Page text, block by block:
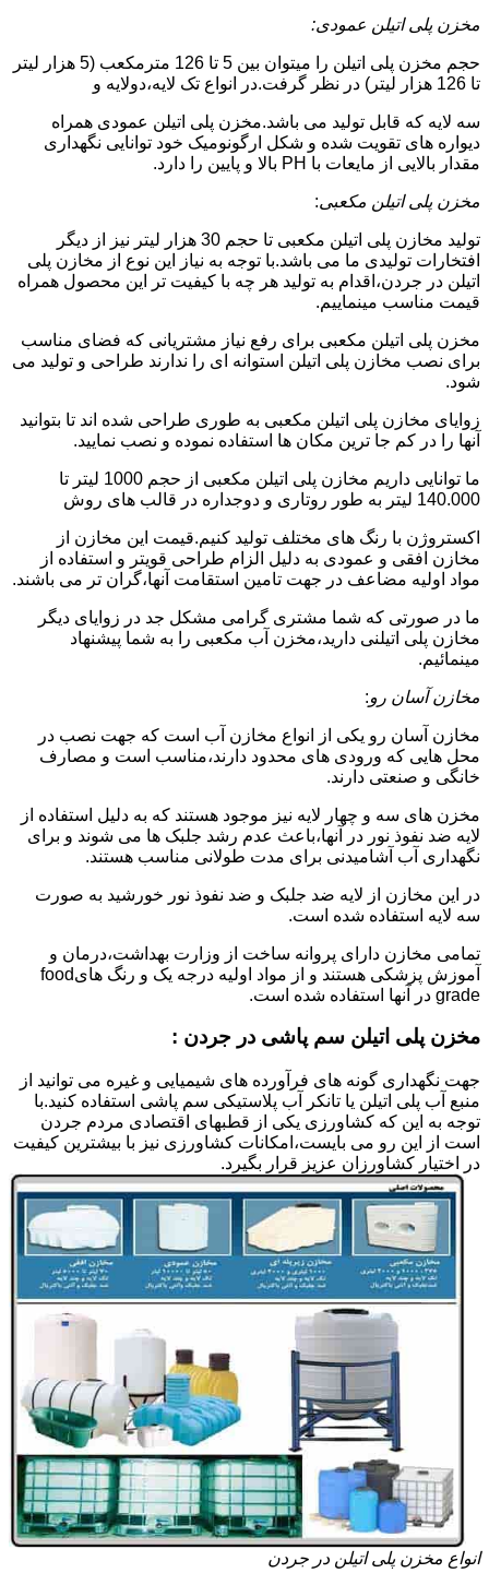
مخزن پلی اتیلن عمودی:
حجم مخزن پلی اتیلن را میتوان بین 5 تا 126 مترمکعب (5 هزار لیتر
تا 126 هزار لیتر) در نظر گرفت.در انواع تک لایه،دولایه و
سه لایه که قابل تولید می باشد.مخزن پلی اتیلن عمودی همراه
دیواره های تقویت شده و شکل ارگونومیک خود توانایی نگهداری
مقدار بالایی از مایعات با PH بالا و پایین را دارد.
مخزن پلی اتیلن مکعبی:
تولید مخازن پلی اتیلن مکعبی تا حجم 30 هزار لیتر نیز از دیگر
افتخارات تولیدی ما می باشد.با توجه به نیاز این نوع از مخازن پلی
اتیلن در جردن،اقدام به تولید هر چه با کیفیت تر این محصول همراه
قیمت مناسب مینماییم.
مخزن پلی اتیلن مکعبی برای رفع نیاز مشتریانی که فضای مناسب
برای نصب مخازن پلی اتیلن استوانه ای را ندارند طراحی و تولید می
شود.
زوایای مخازن پلی اتیلن مکعبی به طوری طراحی شده اند تا بتوانید
آنها را در کم جا ترین مکان ها استفاده نموده و نصب نمایید.
ما توانایی داریم مخازن پلی اتیلن مکعبی از حجم 1000 لیتر تا
140.000 لیتر به طور روتاری و دوجداره در قالب های روش
اکستروژن با رنگ های مختلف تولید کنیم.قیمت این مخازن از
مخازن افقی و عمودی به دلیل الزام طراحی قویتر و استفاده از
مواد اولیه مضاعف در جهت تامین استقامت آنها،گران تر می باشند.
ما در صورتی که شما مشتری گرامی مشکل جد در زوایای دیگر
مخازن پلی اتیلنی دارید،مخزن آب مکعبی را به شما پیشنهاد
مینمائیم.
مخازن آسان رو:
مخازن آسان رو یکی از انواع مخازن آب است که جهت نصب در
محل هایی که ورودی های محدود دارند،مناسب است و مصارف
خانگی و صنعتی دارند.
مخزن های سه و چهار لایه نیز موجود هستند که به دلیل استفاده از
لایه ضد نفوذ نور در آنها،باعث عدم رشد جلبک ها می شوند و برای
نگهداری آب آشامیدنی برای مدت طولانی مناسب هستند.
در این مخازن از لایه ضد جلبک و ضد نفوذ نور خورشید به صورت
سه لایه استفاده شده است.
تمامی مخازن دارای پروانه ساخت از وزارت بهداشت،درمان و
آموزش پزشکی هستند و از مواد اولیه درجه یک و رنگ هایfood
grade در آنها استفاده شده است.
مخزن پلی اتیلن سم پاشی در جردن :
جهت نگهداری گونه های فرآورده های شیمیایی و غیره می توانید از
منبع آب پلی اتیلن یا تانکر آب پلاستیکی سم پاشی استفاده کنید.با
توجه به این که کشاورزی یکی از قطبهای اقتصادی مردم جردن
است از این رو می بایست،امکانات کشاورزی نیز با بیشترین کیفیت
در اختیار کشاورزان عزیز قرار بگیرد.
انواع مخزن پلی اتیلن در جردن